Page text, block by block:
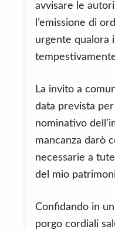
avvisare le
l’emissione di
urgente qualora
La invito a
data prevista
nominativo
mancanza darò
necessarie a
del mio
Confidando in
porgo cordiali